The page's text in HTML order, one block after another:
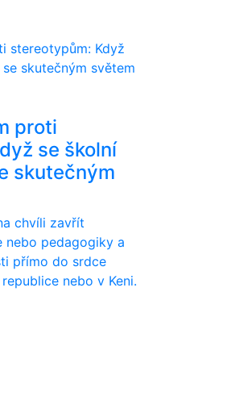
proti
se školní
skutečným
chvíli zavřít
nebo pedagogiky a
přímo do srdce
nebo v Keni.